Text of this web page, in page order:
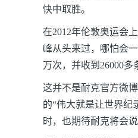
快中取胜。
在2012年伦敦奥运会
峰从头来过，哪怕会
万次，并收到26000多
这并不是耐克官方微
的“伟大就是让世界纪
时，也期待耐克将会说